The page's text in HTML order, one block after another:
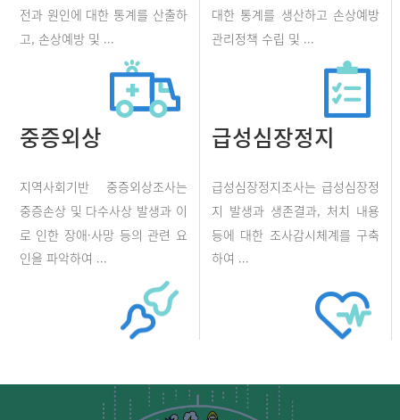
전과 원인에 대한 통계를 산출하
고, 손상예방 및 ...
대한 통계를 생산하고 손상예방
관리정책 수립 및 ...
중증외상
지역사회기반 중증외상조사는
중증손상 및 다수사상 발생과 이
로 인한 장애·사망 등의 관련 요
인을 파악하여 ...
급성심장정지
급성심장정지조사는 급성심장정
지 발생과 생존결과, 처치 내용
등에 대한 조사감시체계를 구축
하여 ...